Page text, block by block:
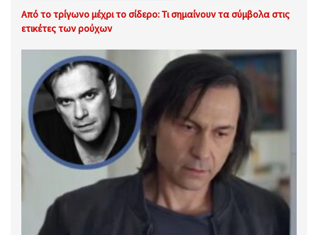
Από το τρίγωνο μέχρι το σίδερο: Τι σημαίνουν τα σύμβολα στις
ετικέτες των ρούχων